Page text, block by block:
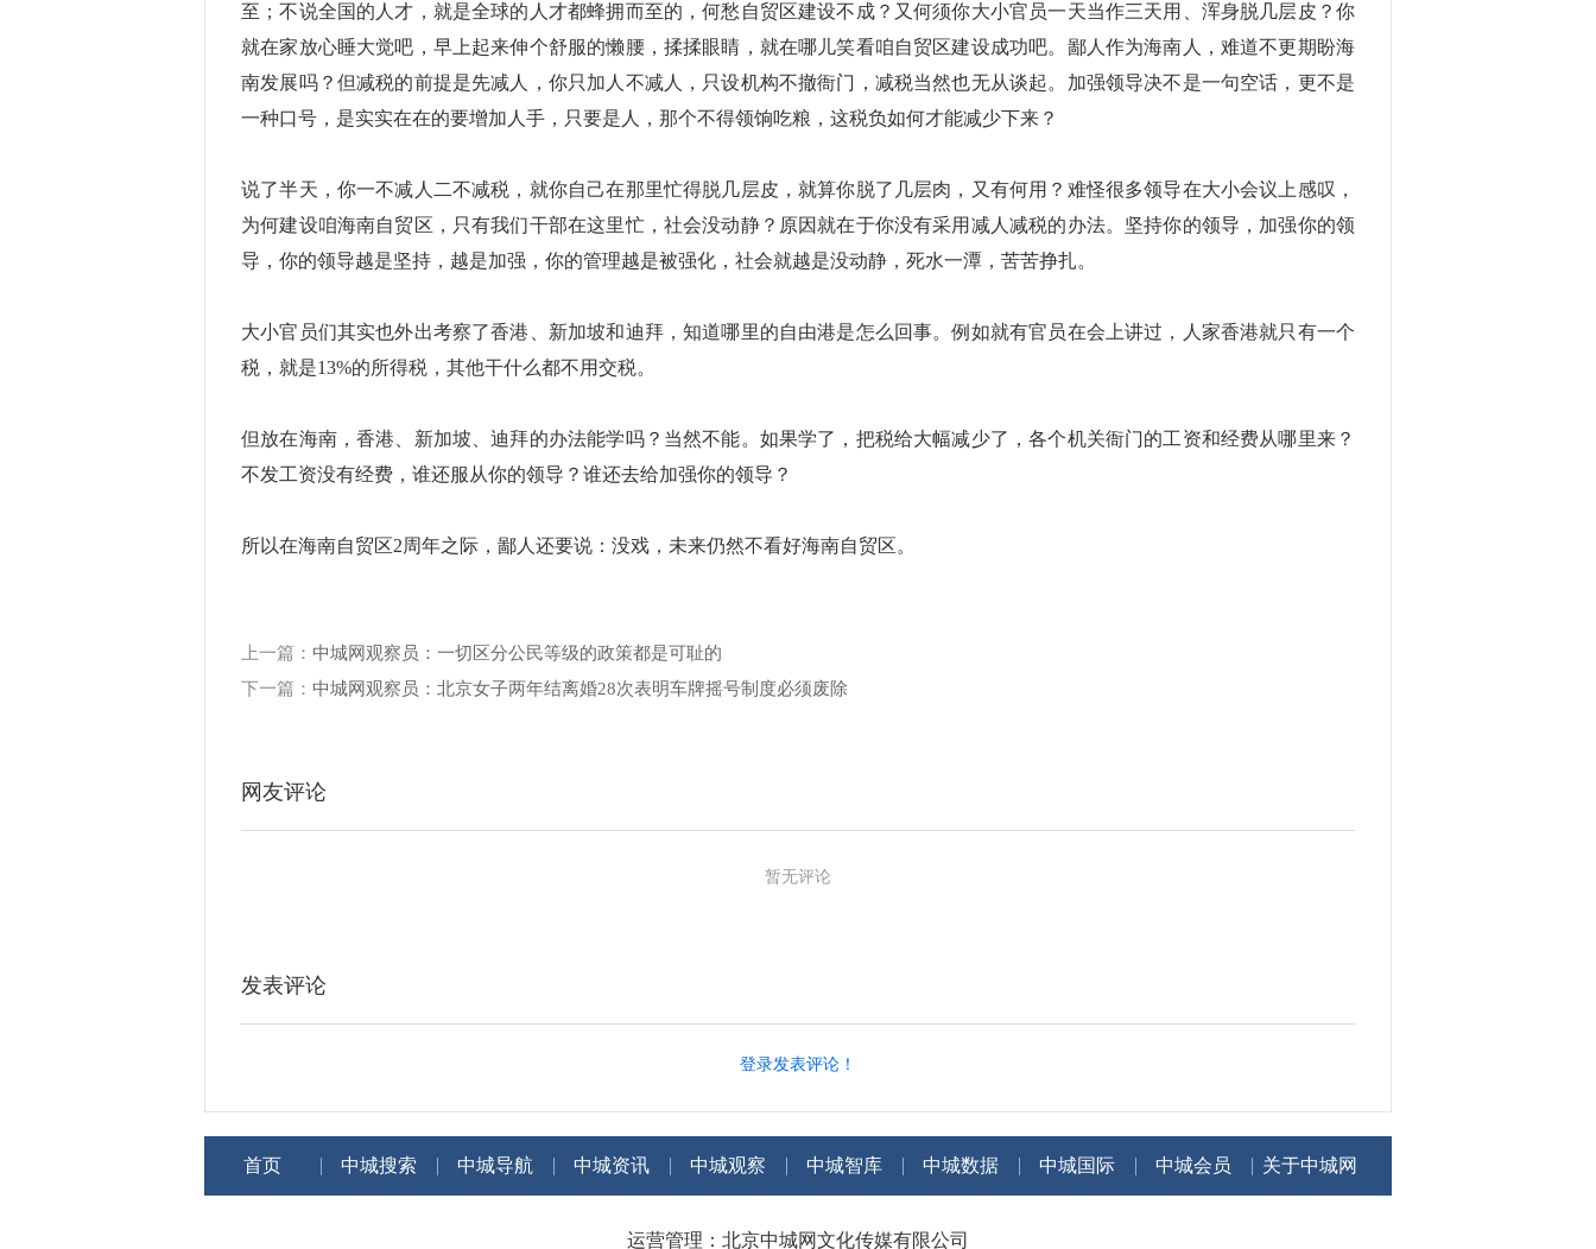
至；不说全国的人才，就是全球的人才都蜂拥而至的，何愁自贸区建设不成？又何须你大小官员一天当作三天用、浑身脱几层皮？你
就在家放心睡大觉吧，早上起来伸个舒服的懒腰，揉揉眼睛，就在哪儿笑看咱自贸区建设成功吧。鄙人作为海南人，难道不更期盼海
南发展吗？但减税的前提是先减人，你只加人不减人，只设机构不撤衙门，减税当然也无从谈起。加强领导决不是一句空话，更不是
一种口号，是实实在在的要增加人手，只要是人，那个不得领饷吃粮，这税负如何才能减少下来？
说了半天，你一不减人二不减税，就你自己在那里忙得脱几层皮，就算你脱了几层肉，又有何用？难怪很多领导在大小会议上感叹，
为何建设咱海南自贸区，只有我们干部在这里忙，社会没动静？原因就在于你没有采用减人减税的办法。坚持你的领导，加强你的领
导，你的领导越是坚持，越是加强，你的管理越是被强化，社会就越是没动静，死水一潭，苦苦挣扎。
大小官员们其实也外出考察了香港、新加坡和迪拜，知道哪里的自由港是怎么回事。例如就有官员在会上讲过，人家香港就只有一个
税，就是13%的所得税，其他干什么都不用交税。
但放在海南，香港、新加坡、迪拜的办法能学吗？当然不能。如果学了，把税给大幅减少了，各个机关衙门的工资和经费从哪里来？
不发工资没有经费，谁还服从你的领导？谁还去给加强你的领导？
所以在海南自贸区2周年之际，鄙人还要说：没戏，未来仍然不看好海南自贸区。
上一篇： 中城网观察员：一切区分公民等级的政策都是可耻的
下一篇： 中城网观察员：北京女子两年结离婚28次表明车牌摇号制度必须废除
网友评论
暂无评论
发表评论
登录发表评论！
首页 中城搜索 中城导航 中城资讯 中城观察 中城智库 中城数据 中城国际 中城会员 关于中城网
运营管理：北京中城网文化传媒有限公司